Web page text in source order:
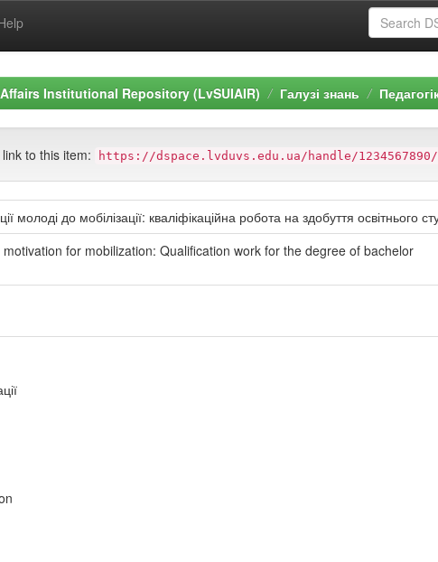
Institutional Repository (LvSUIAIR) Галузі знань
to this item: https://dspace.lvduvs.edu.ua/handle/1234567890/
молоді до мобілізації: кваліфікаційна робота на здобуття
for mobilization: Qualification work for the degree of bachelor